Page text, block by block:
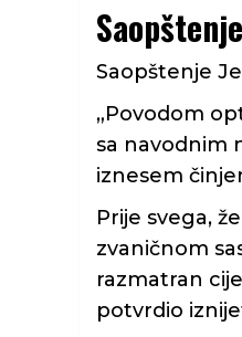
Saopštenje
Saopštenje
„Povodom
sa navodnim
iznesem
Prije svega,
zvaničnom
razmatran
potvrdio